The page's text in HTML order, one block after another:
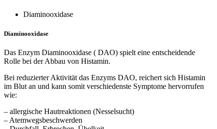
Diaminooxidase
Diaminooxidase
Das Enzym Diaminooxidase ( DAO) spielt eine entscheidende
Rolle bei der Abbau von Histamin.
Bei reduzierter Aktivität das Enzyms DAO, reichert sich Histamin
im Blut an und kann somit verschiedenste Symptome hervorrufen
wie:
– allergische Hautreaktionen (Nesselsucht)
– Atemwegsbeschwerden